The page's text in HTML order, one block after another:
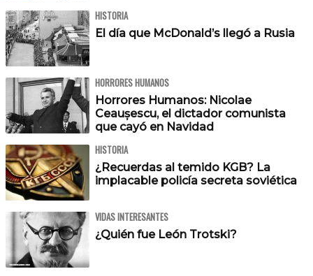
HISTORIA
El día que McDonald’s llegó a Rusia
HORRORES HUMANOS
Horrores Humanos: Nicolae
Ceaușescu, el dictador comunista
que cayó en Navidad
HISTORIA
¿Recuerdas al temido KGB? La
implacable policía secreta soviética
VIDAS INTERESANTES
¿Quién fue León Trotski?